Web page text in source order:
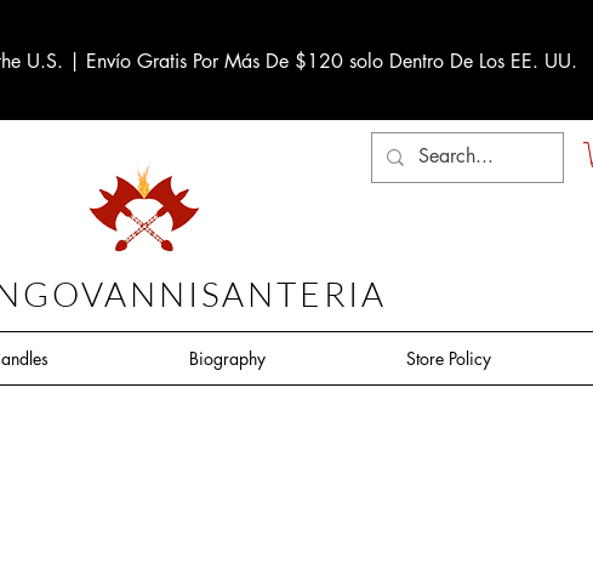
U.S. | Envío Gratis Por Más De $120 solo Dentro De Los EE. UU.
Biography Store Policy